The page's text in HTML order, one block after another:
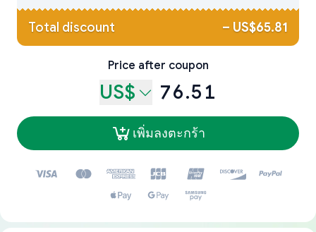
Total discount – US$65.81
Price after coupon
US$ 76.51
เพิ่มลงตะกร้า